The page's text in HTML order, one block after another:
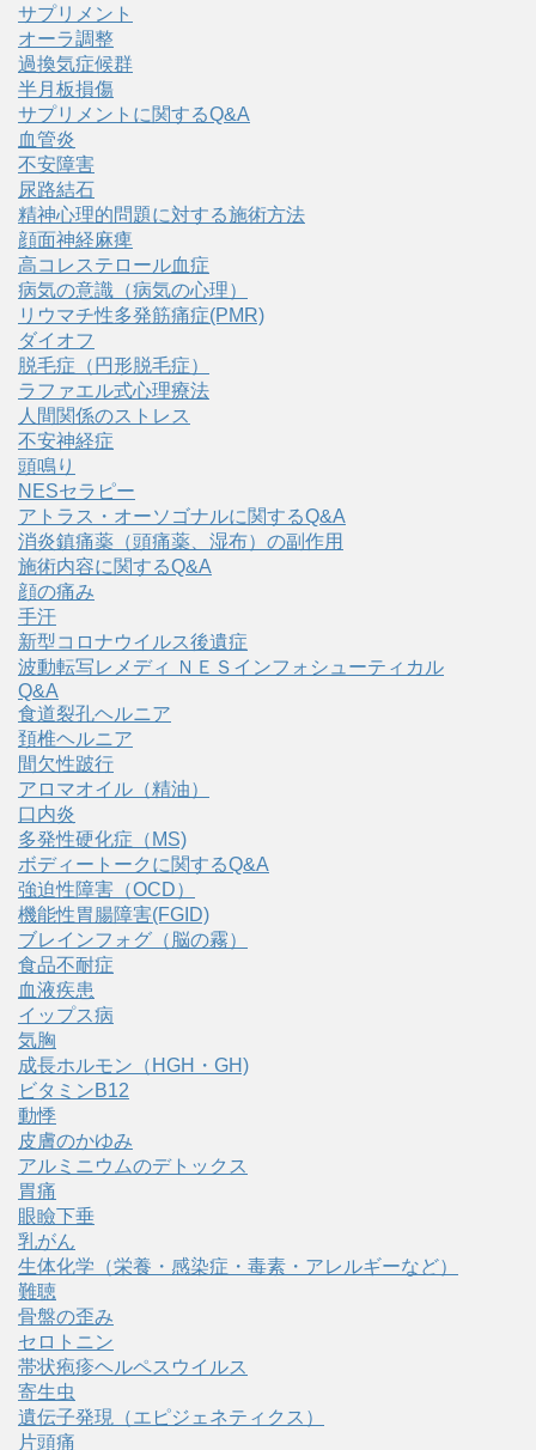
サプリメント
オーラ調整
過換気症候群
半月板損傷
サプリメントに関するQ&A
血管炎
不安障害
尿路結石
精神心理的問題に対する施術方法
顔面神経麻痺
高コレステロール血症
病気の意識（病気の心理）
リウマチ性多発筋痛症(PMR)
ダイオフ
脱毛症（円形脱毛症）
ラファエル式心理療法
人間関係のストレス
不安神経症
頭鳴り
NESセラピー
アトラス・オーソゴナルに関するQ&A
消炎鎮痛薬（頭痛薬、湿布）の副作用
施術内容に関するQ&A
顔の痛み
手汗
新型コロナウイルス後遺症
波動転写レメディ ＮＥＳインフォシューティカル
Q&A
食道裂孔ヘルニア
頚椎ヘルニア
間欠性跛行
アロマオイル（精油）
口内炎
多発性硬化症（MS)
ボディートークに関するQ&A
強迫性障害（OCD）
機能性胃腸障害(FGID)
ブレインフォグ（脳の霧）
食品不耐症
血液疾患
イップス病
気胸
成長ホルモン（HGH・GH)
ビタミンB12
動悸
皮膚のかゆみ
アルミニウムのデトックス
胃痛
眼瞼下垂
乳がん
生体化学（栄養・感染症・毒素・アレルギーなど）
難聴
骨盤の歪み
セロトニン
帯状疱疹ヘルペスウイルス
寄生虫
遺伝子発現（エピジェネティクス）
片頭痛